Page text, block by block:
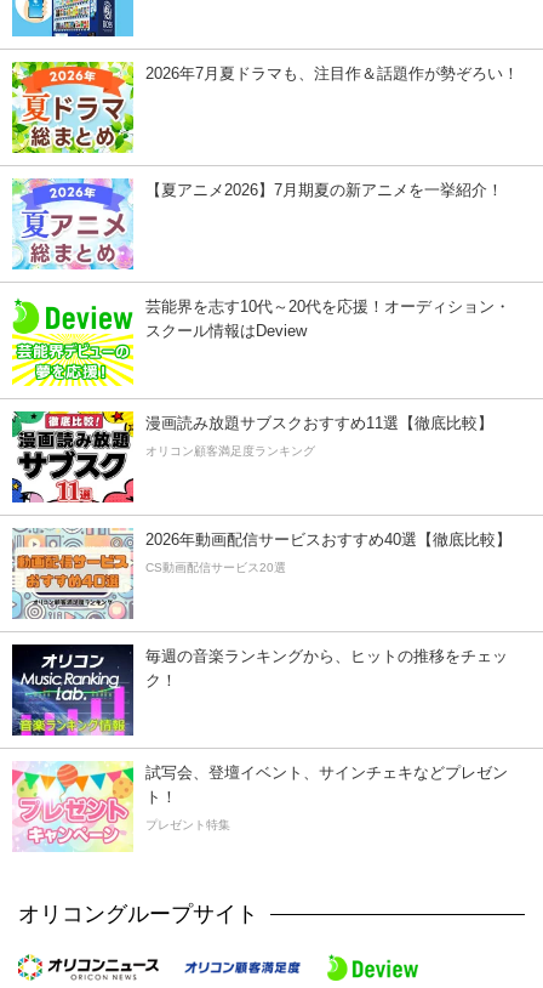
2026年7月夏ドラマも、注目作＆話題作が勢ぞろい！
【夏アニメ2026】7月期夏の新アニメを一挙紹介！
芸能界を志す10代～20代を応援！オーディション・
スクール情報はDeview
漫画読み放題サブスクおすすめ11選【徹底比較】
オリコン顧客満足度ランキング
2026年動画配信サービスおすすめ40選【徹底比較】
CS動画配信サービス20選
毎週の音楽ランキングから、ヒットの推移をチェッ
ク！
試写会、登壇イベント、サインチェキなどプレゼン
ト！
プレゼント特集
オリコングループサイト